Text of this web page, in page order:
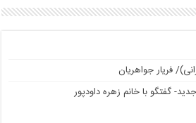
فریار جواهریان
گفتگو با خانم زهره داودپور